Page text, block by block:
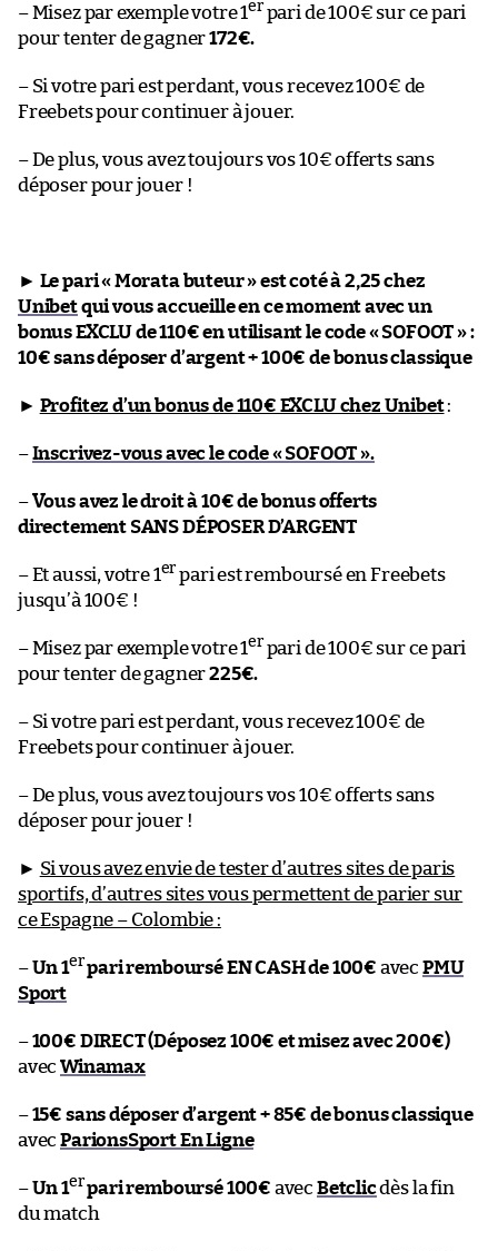
– Misez par exemple votre 1er pari de 100€ sur ce pari
pour tenter de gagner172€.
– Si votre pari est perdant, vous recevez 100€ de
Freebets pour continuer à jouer.
– De plus, vous avez toujours vos 10€ offerts sans
déposer pour jouer !
► Le pari « Morata buteur » est coté à 2,25 chez
Unibetqui vous accueille en ce moment avec un
bonus EXCLU de 110€ en utilisant le code « SOFOOT » :
10€ sans déposer d’argent + 100€ de bonus classique
► Profitez d’un bonus de 110€ EXCLU chez Unibet:
–Inscrivez-vous avec le code « SOFOOT ».
–Vous avez le droit à 10€ de bonus offerts
directement SANS DÉPOSER D’ARGENT
– Et aussi, votre 1er pari est remboursé en Freebets
jusqu’à 100€ !
– Misez par exemple votre 1er pari de 100€ sur ce pari
pour tenter de gagner225€.
– Si votre pari est perdant, vous recevez 100€ de
Freebets pour continuer à jouer.
– De plus, vous avez toujours vos 10€ offerts sans
déposer pour jouer !
► Si vous avez envie de tester d’autres sites de paris
sportifs, d’autres sites vous permettent de parier sur
ce Espagne – Colombie :
–Un 1erpari remboursé EN CASH de 100€ avec PMU
Sport
–100€ DIRECT (Déposez 100€ et misez avec 200€)
avecWinamax
–15€ sans déposer d’argent + 85€ de bonus classique
avecParionsSport En Ligne
–Un 1erpari remboursé 100€ avec Betclicdès la fin
du match